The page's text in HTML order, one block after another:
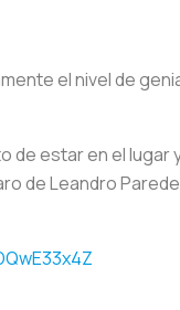
el nivel de
de estar en el lugar
de Leandro